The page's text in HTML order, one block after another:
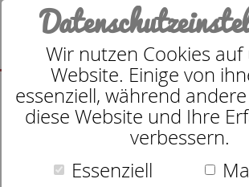
Wir nutzen Cookies
Website. Einige von
essenziell, während
diese Website und Ihre
verbessern.
Essenziell